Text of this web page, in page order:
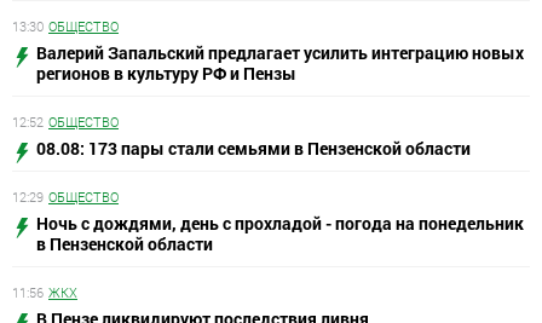
13:30 ОБЩЕСТВО
Валерий Запальский предлагает усилить интеграцию новых
регионов в культуру РФ и Пензы
12:52 ОБЩЕСТВО
08.08: 173 пары стали семьями в Пензенской области
12:29 ОБЩЕСТВО
Ночь с дождями, день с прохладой - погода на понедельник
в Пензенской области
11:56 ЖКХ
В Пензе ликвидируют последствия ливня